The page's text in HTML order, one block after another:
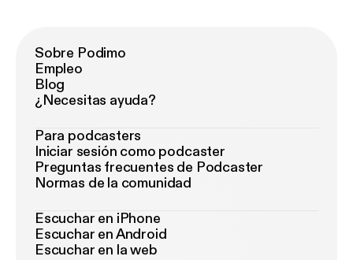
Sobre Podimo
Empleo
Blog
¿Necesitas ayuda?
Para podcasters
Iniciar sesión como podcaster
Preguntas frecuentes de Podcaster
Normas de la comunidad
Escuchar en iPhone
Escuchar en Android
Escuchar en la web